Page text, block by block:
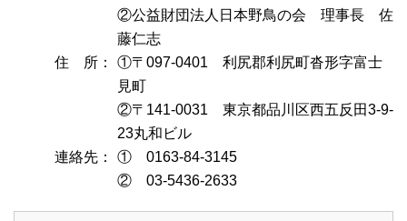
②公益財団法人日本野鳥の会 理事長 佐
藤仁志
住 所：
①〒097-0401 利尻郡利尻町沓形字富士
見町
②〒141-0031 東京都品川区西五反田3-9-
23丸和ビル
連絡先：
① 0163-84-3145
② 03-5436-2633